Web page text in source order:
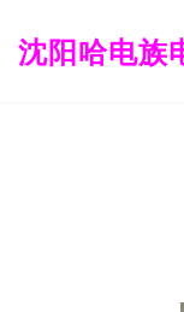
沈阳哈电族